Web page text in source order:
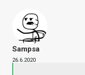
Sampsa
26.6.2020